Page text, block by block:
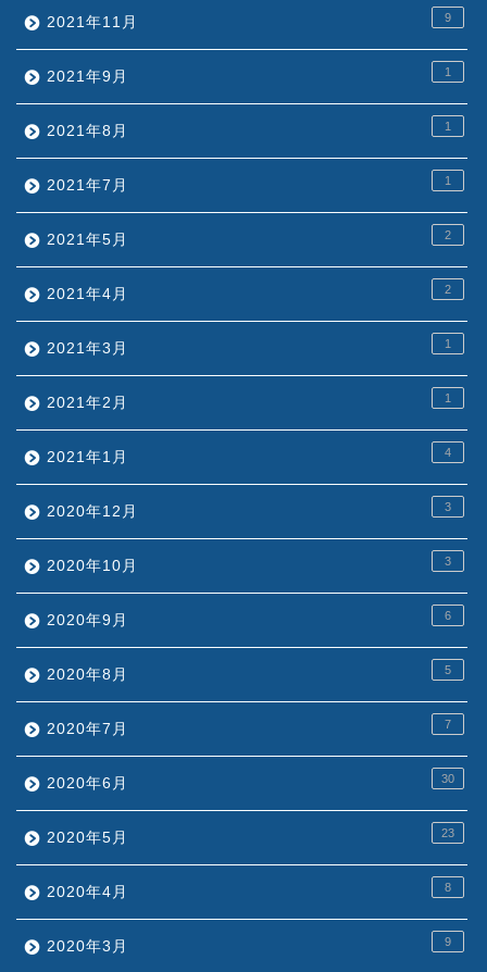
2021年11月 9
2021年9月 1
2021年8月 1
2021年7月 1
2021年5月 2
2021年4月 2
2021年3月 1
2021年2月 1
2021年1月 4
2020年12月 3
2020年10月 3
2020年9月 6
2020年8月 5
2020年7月 7
2020年6月 30
2020年5月 23
2020年4月 8
2020年3月 9